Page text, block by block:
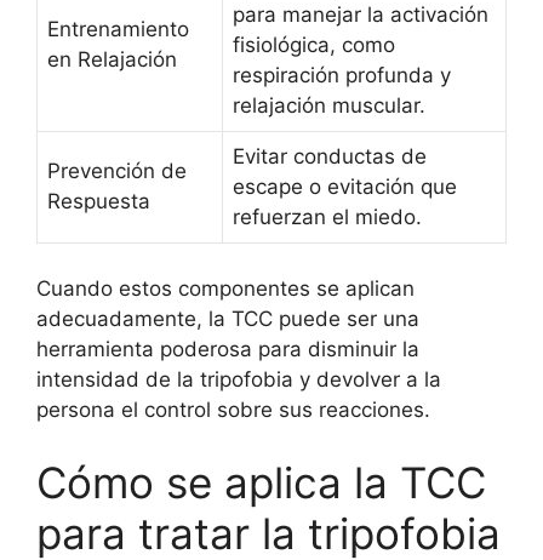
Entrenamiento
en Relajación
para manejar la activación
fisiológica, como
respiración profunda y
relajación muscular.
Prevención de
Respuesta
Evitar conductas de
escape o evitación que
refuerzan el miedo.
Cuando estos componentes se aplican
adecuadamente, la TCC puede ser una
herramienta poderosa para disminuir la
intensidad de la tripofobia y devolver a la
persona el control sobre sus reacciones.
Cómo se aplica la TCC
para tratar la tripofobia